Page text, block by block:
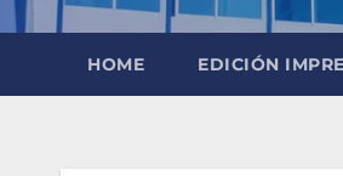
HOME EDICIÓN